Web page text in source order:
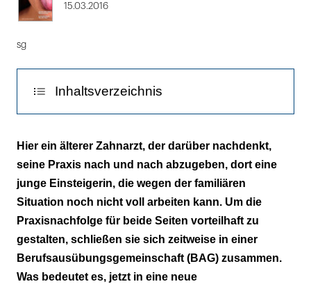
Die
begegnen
sich
bei
diesem
Konstrukt
ein
großer
Vorteil.
|
15.03.2016
sg
Inhaltsverzeichnis
Der Praxisinhaber
Die angestellte Zahnärztin
Info
Eine BAG auf Zeit
Hier ein älterer Zahnarzt, der darüber nachdenkt,
seine Praxis nach und nach abzugeben, dort eine
junge Einsteigerin, die wegen der familiären
Situation noch nicht voll arbeiten kann. Um die
Praxisnachfolge für beide Seiten vorteilhaft zu
gestalten, schließen sie sich zeitweise in einer
Berufsausübungsgemeinschaft (BAG) zusammen.
Was bedeutet es, jetzt in eine neue